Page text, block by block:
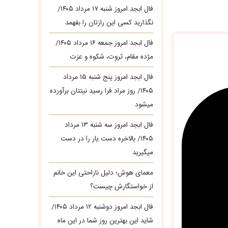
فال ابجد امروز شنبه ۱۷ مرداد ۱۴۰۵/
نگذارید کسی این رازتان را بفهمد
فال ابجد امروز جمعه ۱۶ مرداد ۱۴۰۵/
مژده مقام، ثروت، شکوه و عزت
فال ابجد امروز پنج شنبه ۱۵ مرداد
۱۴۰۵/ روز مراد فرا رسید نیتتان برآورده
میشود
فال ابجد امروز سه‌ شنبه ۱۳ مرداد
۱۴۰۵/ بالاخره دست یار را در دست
میگیرید
معمای هوش؛ دلیل ناراحتی این خانم
از خواستگارش چیست؟
فال ابجد امروز دوشنبه ۱۲ مرداد ۱۴۰۵/
شاید این بهترین روز شما در این ماه